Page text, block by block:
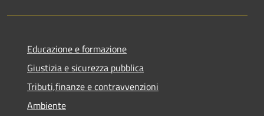
Educazione e formazione
Giustizia e sicurezza pubblica
Tributi,finanze e contravvenzioni
Ambiente